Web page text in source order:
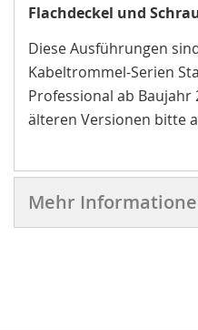
Flachdeckel und
Diese Ausführungen
Kabeltrommel-Serien
Professional ab Baujahr
älteren Versionen bitte
Mehr